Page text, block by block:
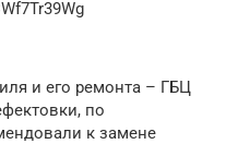
и его ремонта – ГБЦ
по
к замене